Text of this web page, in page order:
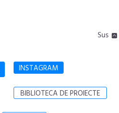
Sus
INSTAGRAM
BIBLIOTECA DE PROIECTE